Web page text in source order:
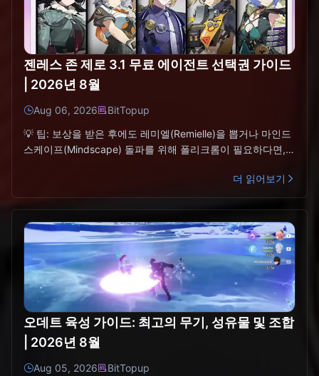
젠레스 존 제로 3.1 무료 에이전트 선택권 가이드
| 2026년 8월
Aug 06, 2026
BitTopup
💡 팁: 보상을 받은 후에도 레미엘(Remielle)을 뽑거나 마인드
스케이프(Mindscape) 돌파를 위해 폴리크롬이 필요하다면,
더 읽어보기
오데트 육성 가이드: 최고의 무기, 성유물 및 조합
| 2026년 8월
Aug 05, 2026
BitTopup